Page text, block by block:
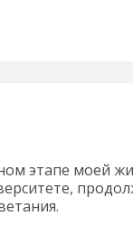
этапе моей